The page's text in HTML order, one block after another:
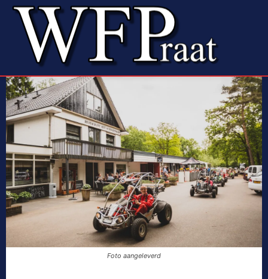
Foto aangeleverd